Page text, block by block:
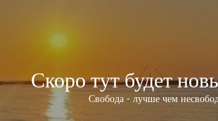
Скоро тут будет
Свобода - лучше чем